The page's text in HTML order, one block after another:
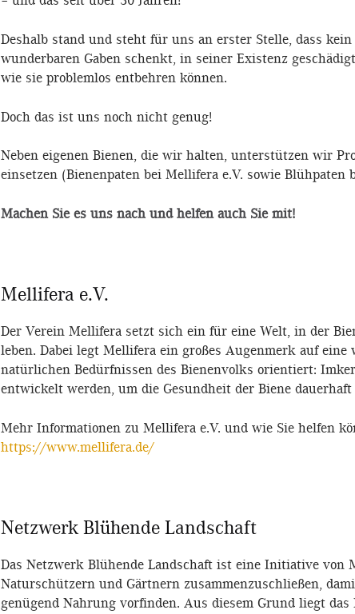
Deshalb stand und steht für uns an erster Stelle, dass
wunderbaren Gaben schenkt, in seiner Existenz
wie sie problemlos entbehren können.
Doch das ist uns noch nicht genug!
Neben eigenen Bienen, die wir halten, unterstützen wir
einsetzen (Bienenpaten bei Mellifera e.V. sowie Blühpaten
Machen Sie es uns nach und helfen auch Sie mit!
Mellifera e.V.
Der Verein Mellifera setzt sich ein für eine Welt, in der
leben. Dabei legt Mellifera ein großes Augenmerk auf eine
natürlichen Bedürfnissen des Bienenvolks orientiert:
entwickelt werden, um die Gesundheit der Biene
Mehr Informationen zu Mellifera e.V. und wie Sie helfen
https://www.mellifera.de/
Netzwerk Blühende Landschaft
Das Netzwerk Blühende Landschaft ist eine Initiative von
Naturschützern und Gärtnern zusammenzuschließen,
genügend Nahrung vorfinden. Aus diesem Grund liegt